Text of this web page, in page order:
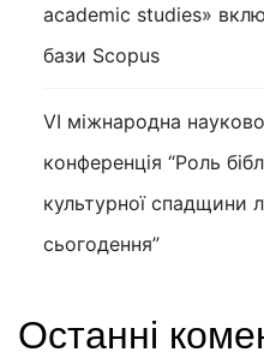
academic studies»
бази Scopus
VI міжнародна
конференція “Роль
культурної спадщини
сьогодення”
Останні